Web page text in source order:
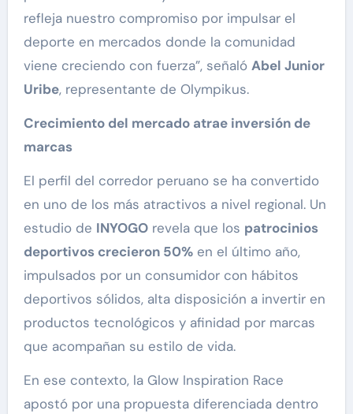
refleja nuestro compromiso por impulsar el
deporte en mercados donde la comunidad
viene creciendo con fuerza”, señaló Abel Junior
Uribe, representante de Olympikus.
Crecimiento del mercado atrae inversión de
marcas
El perfil del corredor peruano se ha convertido
en uno de los más atractivos a nivel regional. Un
estudio de INYOGOrevela que los patrocinios
deportivos crecieron 50%en el último año,
impulsados por un consumidor con hábitos
deportivos sólidos, alta disposición a invertir en
productos tecnológicos y afinidad por marcas
que acompañan su estilo de vida.
En ese contexto, la Glow Inspiration Race
apostó por una propuesta diferenciada dentro